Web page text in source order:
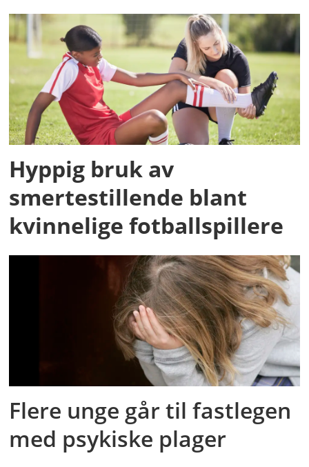
Hyppig bruk av
smertestillende blant
kvinnelige fotballspillere
Flere unge går til fastlegen
med psykiske plager